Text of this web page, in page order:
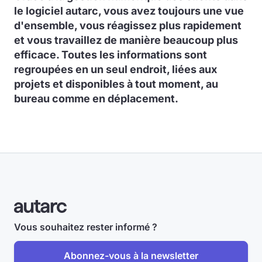
le logiciel autarc, vous avez toujours une vue
d'ensemble, vous réagissez plus rapidement
et vous travaillez de manière beaucoup plus
efficace. Toutes les informations sont
regroupées en un seul endroit, liées aux
projets et disponibles à tout moment, au
bureau comme en déplacement.
Vous souhaitez rester informé ?
Abonnez-vous à la newsletter